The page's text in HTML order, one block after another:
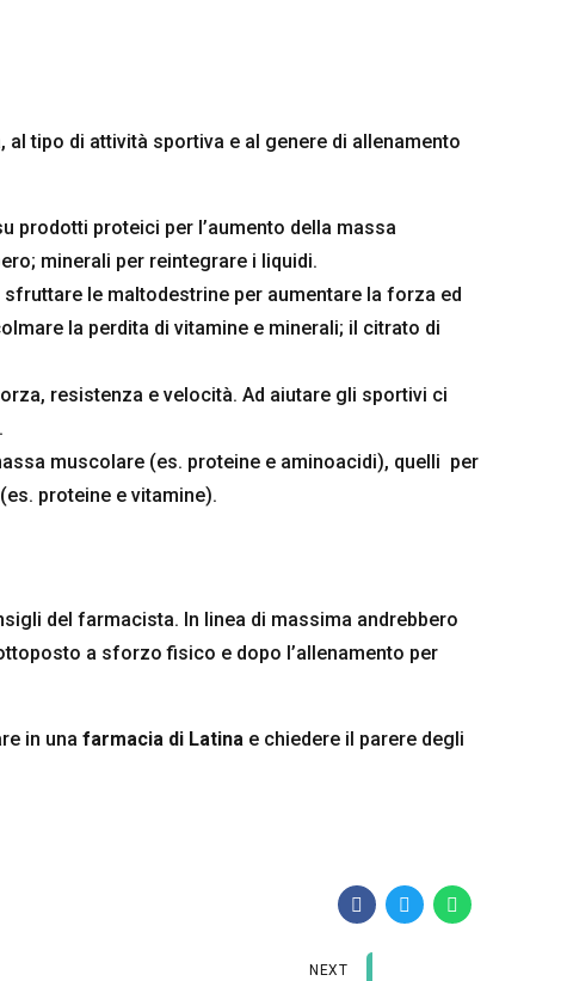
al tipo di attività sportiva e al genere di allenamento
prodotti proteici per l’aumento della massa
minerali per reintegrare i liquidi.
le maltodestrine per aumentare la forza ed
la perdita di vitamine e minerali; il citrato di
resistenza e velocità. Ad aiutare gli sportivi ci
muscolare (es. proteine e aminoacidi), quelli per
proteine e vitamine).
del farmacista. In linea di massima andrebbero
a sforzo fisico e dopo l’allenamento per
in una farmacia di Latina e chiedere il parere degli
NEXT